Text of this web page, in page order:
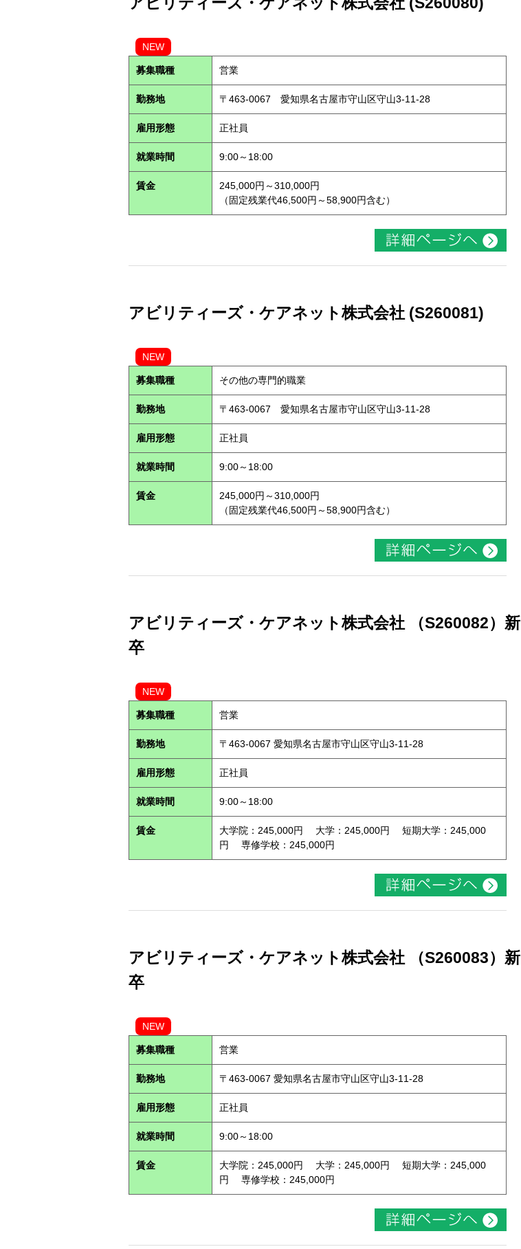
NEW
募集職種 営業
勤務地 〒463-0067 愛知県名古屋市守山区守山3-11-28
雇用形態 正社員
就業時間 9:00～18:00
賃金
245,000円～310,000円
（固定残業代46,500円～58,900円含む）
アビリティーズ・ケアネット株式会社 (S260081)
NEW
募集職種 その他の専門的職業
勤務地 〒463-0067 愛知県名古屋市守山区守山3-11-28
雇用形態 正社員
就業時間 9:00～18:00
賃金
245,000円～310,000円
（固定残業代46,500円～58,900円含む）
アビリティーズ・ケアネット株式会社 （S260082）新
卒
NEW
募集職種 営業
勤務地 〒463-0067 愛知県名古屋市守山区守山3-11-28
雇用形態 正社員
就業時間 9:00～18:00
賃金
大学院：245,000円 大学：245,000円 短期大学：245,000
円 専修学校：245,000円
アビリティーズ・ケアネット株式会社 （S260083）新
卒
NEW
募集職種 営業
勤務地 〒463-0067 愛知県名古屋市守山区守山3-11-28
雇用形態 正社員
就業時間 9:00～18:00
賃金
大学院：245,000円 大学：245,000円 短期大学：245,000
円 専修学校：245,000円